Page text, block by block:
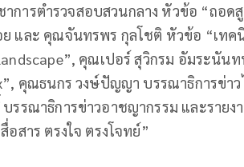
การตำรวจสอบสวนกลาง หัวข้อ “ถอด
และ คุณจันทรพร กุลโชติ หัวข้อ “เท
คุณเปอร์ สุวิกรม อัมระนัน
คุณธนกร วงษ์ปัญญา บรรณาธิการข่า
บรรณาธิการข่าวอาชญากรรม และราย
อสาร ตรงใจ ตรงโจทย์”